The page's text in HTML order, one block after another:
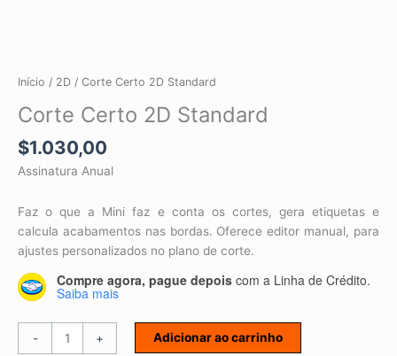
Início / 2D / Corte Certo 2D Standard
Corte Certo 2D Standard
$1.030,00
Assinatura Anual
Faz o que a Mini faz e conta os cortes, gera etiquetas e
calcula acabamentos nas bordas. Oferece editor manual, para
ajustes personalizados no plano de corte.
Compre agora, pague depois com a Linha de Crédito.
Saiba mais
- + Adicionar ao carrinho